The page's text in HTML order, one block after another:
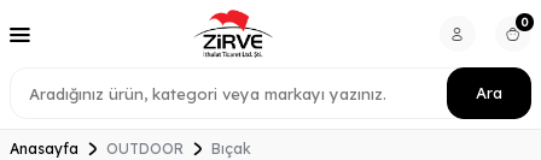
Ara
0
Anasayfa OUTDOOR Bıçak